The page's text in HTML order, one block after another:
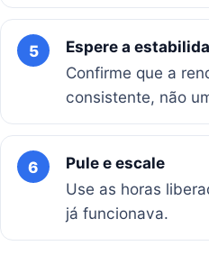
5
Espere a
Confirme que a
consistente, não
6
Pule e escale
Use as horas
já funcionava.